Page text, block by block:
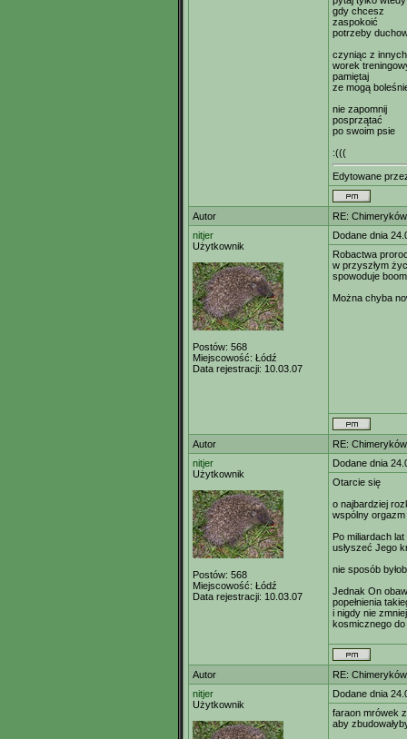
gdy chcesz
zaspokoić
potrzeby
czyniąc z innych
worek
pamiętaj
ze mogą
nie zapomnij
posprzątać
po swoim psie
:(((
Edytowane
Autor
RE:
nitjer
Użytkownik
Postów: 568
Miejscowość: Łódź
Data rejestracji: 10.03.07
Dodane dnia
Robactwa
w przyszłym
spowoduje
Można chyba
Autor
RE:
nitjer
Użytkownik
Postów: 568
Miejscowość: Łódź
Data rejestracji: 10.03.07
Dodane dnia
Otarcie się
o najbardziej
wspólny orgazm
Po miliardach lat
usłyszeć Jego
nie sposób
Jednak On
popełnienia
i nigdy nie
kosmicznego
Autor
RE:
nitjer
Użytkownik
Dodane dnia
faraon mrówek
aby